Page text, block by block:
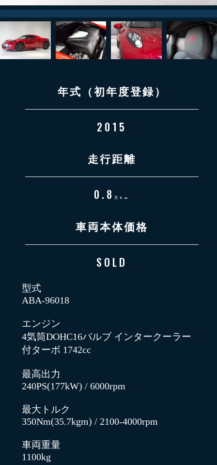
年式（初年度登録）
2015
走行距離
0.8万km
車両本体価格
SOLD
型式
ABA-96018
エンジン
4気筒DOHC16バルブ インタークーラー
付ターボ 1742cc
最高出力
240PS(177kW) / 6000rpm
最大トルク
350Nm(35.7kgm) / 2100-4000rpm
車両重量
1100kg